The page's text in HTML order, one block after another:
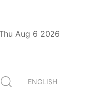
| Thu Aug 6 2026
ENGLISH